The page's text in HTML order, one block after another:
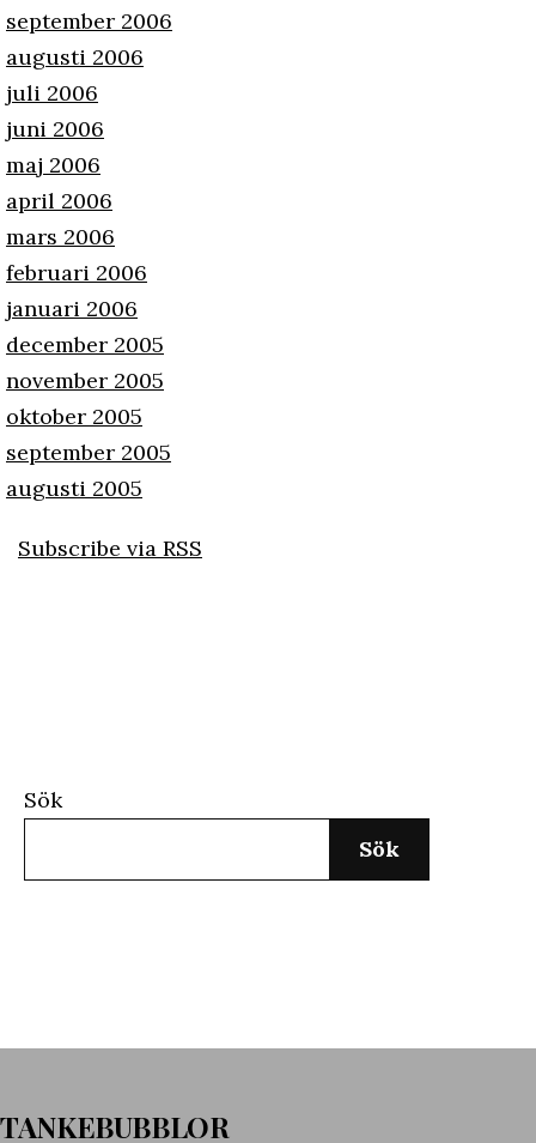
september 2006
augusti 2006
juli 2006
juni 2006
maj 2006
april 2006
mars 2006
februari 2006
januari 2006
december 2005
november 2005
oktober 2005
september 2005
augusti 2005
Subscribe via RSS
Sök
Sök
TANKEBUBBLOR